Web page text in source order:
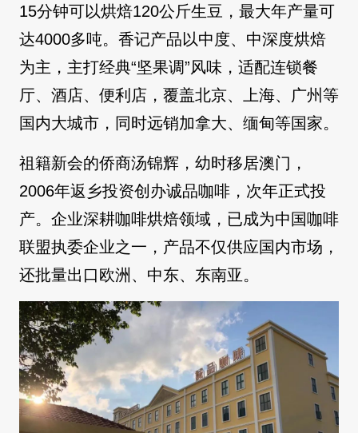
15分钟可以烘焙120公斤生豆，最大年产量可
达4000多吨。香记产品以中度、中深度烘焙
为主，主打经典“坚果调”风味，适配连锁餐
厅、酒店、便利店，覆盖北京、上海、广州等
国内大城市，同时远销加拿大、缅甸等国家。
祖籍新会的侨商汤锦辉，幼时移居澳门，
2006年返乡投资创办诚品咖啡，次年正式投
产。企业深耕咖啡烘焙领域，已成为中国咖啡
联盟执委企业之一，产品不仅供应国内市场，
还批量出口欧洲、中东、东南亚。